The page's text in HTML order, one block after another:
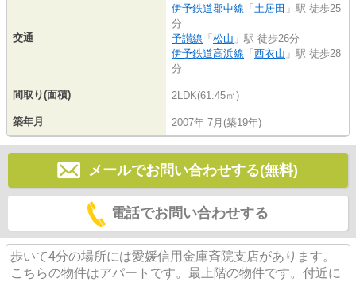
交通
伊予鉄道郡中線 「 土居田 」駅 徒歩25
分
予讃線 「 松山 」駅 徒歩26分
伊予鉄道高浜線 「 西衣山 」駅 徒歩28
分
間取り(面積) 2LDK(61.45㎡)
築年月 2007年 7月(築19年)
メールでお問い合わせする(無料)
電話でお問い合わせする
歩いて4分の場所には愛媛信用金庫斉院支店があります。
こちらの物件はアパートです。最上階の物件です。付近に